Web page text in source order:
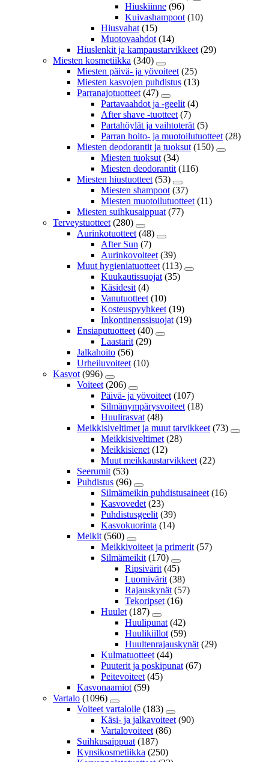
Hiuskiinne (96)
Kuivashampoot (10)
Hiusvahat (15)
Muotovaahdot (14)
Hiuslenkit ja kampaustarvikkeet (29)
Miesten kosmetiikka (340)
Miesten päivä- ja yövoiteet (25)
Miesten kasvojen puhdistus (13)
Parranajotuotteet (47)
Partavaahdot ja -geelit (4)
After shave -tuotteet (7)
Partahöylät ja vaihtoterät (5)
Parran hoito- ja muotoilutuotteet (28)
Miesten deodorantit ja tuoksut (150)
Miesten tuoksut (34)
Miesten deodorantit (116)
Miesten hiustuotteet (53)
Miesten shampoot (37)
Miesten muotoilutuotteet (11)
Miesten suihkusaippuat (77)
Terveystuotteet (280)
Aurinkotuotteet (48)
After Sun (7)
Aurinkovoiteet (39)
Muut hygieniatuotteet (113)
Kuukautissuojat (35)
Käsidesit (4)
Vanutuotteet (10)
Kosteuspyyhkeet (19)
Inkontinenssisuojat (19)
Ensiaputuotteet (40)
Laastarit (29)
Jalkahoito (56)
Urheiluvoiteet (10)
Kasvot (996)
Voiteet (206)
Päivä- ja yövoiteet (107)
Silmänympärysvoiteet (18)
Huulirasvat (48)
Meikkisiveltimet ja muut tarvikkeet (73)
Meikkisiveltimet (28)
Meikkisienet (12)
Muut meikkaustarvikkeet (22)
Seerumit (53)
Puhdistus (96)
Silmämeikin puhdistusaineet (16)
Kasvovedet (23)
Puhdistusgeelit (39)
Kasvokuorinta (14)
Meikit (560)
Meikkivoiteet ja primerit (57)
Silmämeikit (170)
Ripsivärit (45)
Luomivärit (38)
Rajauskynät (57)
Tekoripset (16)
Huulet (187)
Huulipunat (42)
Huulikiillot (59)
Huultenrajauskynät (29)
Kulmatuotteet (44)
Puuterit ja poskipunat (67)
Peitevoiteet (45)
Kasvonaamiot (59)
Vartalo (1096)
Voiteet vartalolle (183)
Käsi- ja jalkavoiteet (90)
Vartalovoiteet (86)
Suihkusaippuat (187)
Kynsikosmetiikka (250)